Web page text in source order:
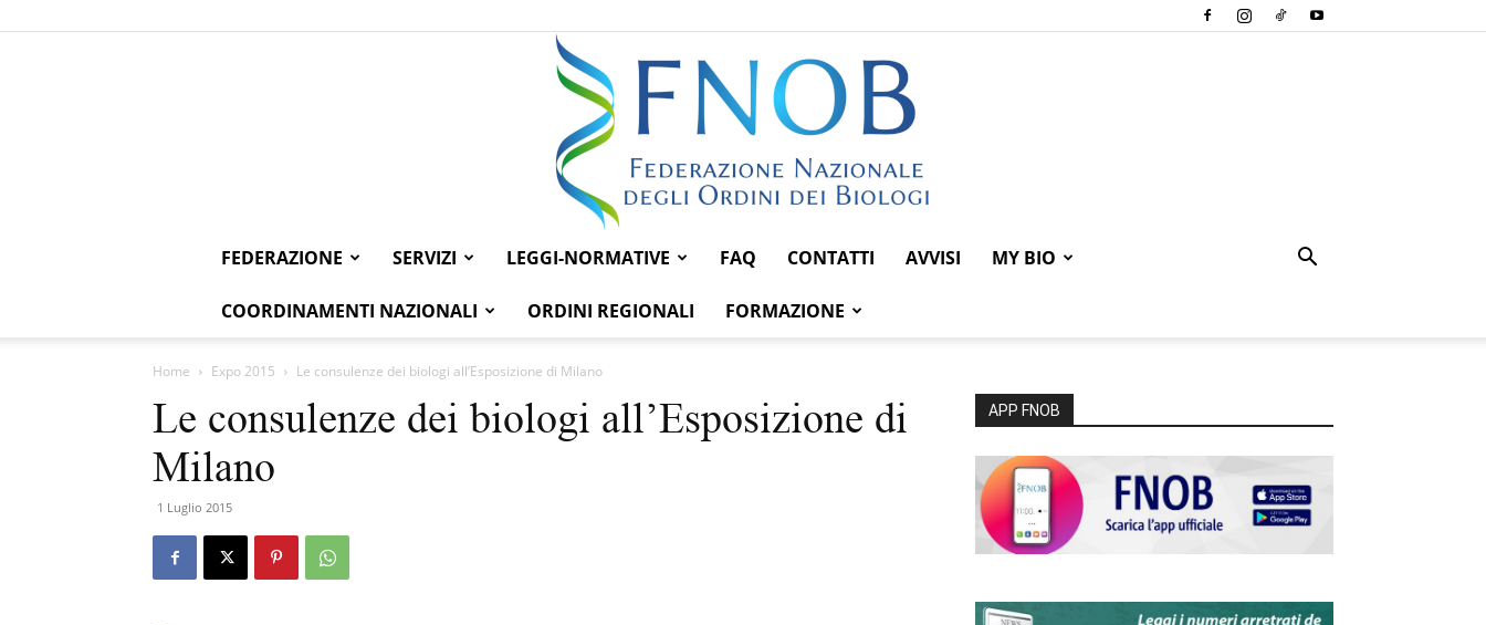
Federazione
FEDERAZIONE SERVIZI LEGGI-NORMATIVE FAQ CONTATTI AVVISI MY BIO
COORDINAMENTI NAZIONALI ORDINI REGIONALI FORMAZIONE
Home Expo 2015 Le consulenze dei biologi all’Esposizione di Milano
Le consulenze dei biologi all’Esposizione di
Milano
1 Luglio 2015
APP FNOB